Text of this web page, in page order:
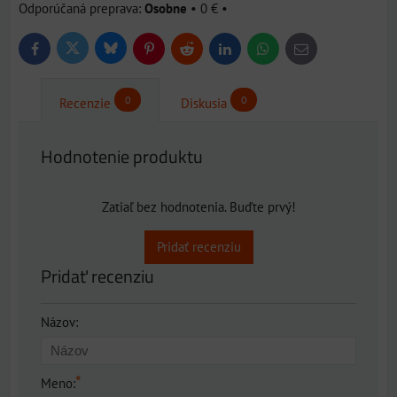
Osobne • 0 € •
FacebookTwitter BlueskyPinterestReddit LinkedInWhatsApp
E-
mail
Recenzie 0 Diskusia 0
Hodnotenie produktu
Zatiaľ bez hodnotenia. Buďte prvý!
Pridať recenziu
Pridať recenziu
Názov:
Meno:*